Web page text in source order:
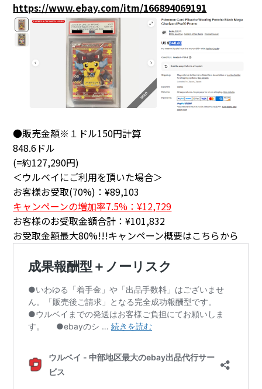
https://www.ebay.com/itm/166894069191
●販売金額※１ドル150円計算
848.6ドル
(=約127,290円)
＜ウルベイにご利用を頂いた場合＞
お客様お受取(70%)：¥89,103
キャンペーンの増加率7.5%：¥12,729
お客様のお受取金額合計：¥101,832
お受取金額最大80%!!!キャンペーン概要はこちらから